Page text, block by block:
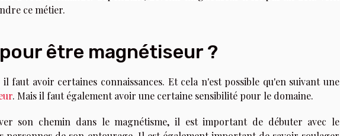
ce métier.
être magnétiseur ?
faut avoir certaines connaissances. Et cela n'est possible qu'en suivant une
. Mais il faut également avoir une certaine sensibilité pour le domaine.
son chemin dans le magnétisme, il est important de débuter avec le